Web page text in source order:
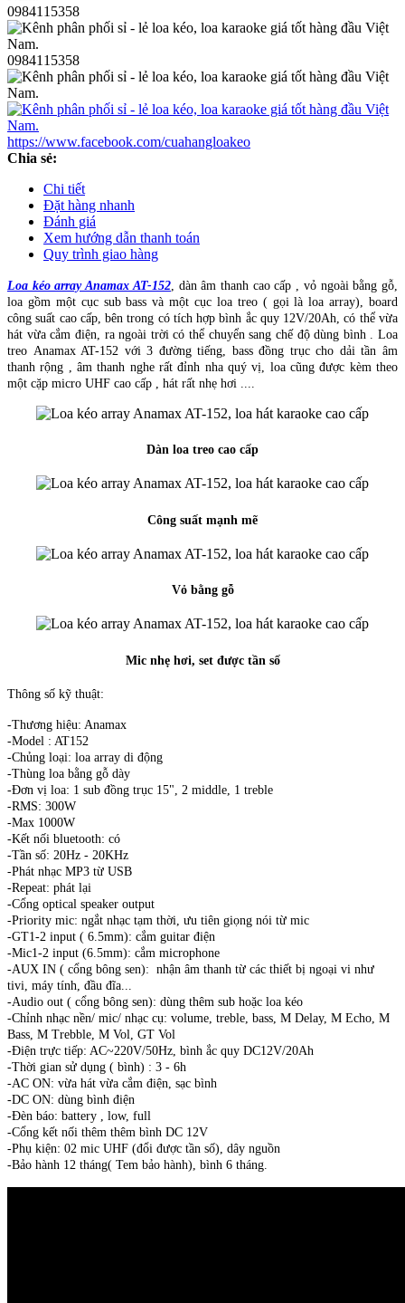
0984115358
0984115358
https://www.facebook.com/cuahangloakeo
Chia sẻ:
Chi tiết
Đặt hàng nhanh
Đánh giá
Xem hướng dẫn thanh toán
Quy trình giao hàng
Loa kéo array Anamax AT-152, dàn âm thanh cao cấp , vỏ ngoài bằng gỗ,
loa gồm một cục sub bass và một cục loa treo ( gọi là loa array), board
công suất cao cấp, bên trong có tích hợp bình ắc quy 12V/20Ah, có thể vừa
hát vừa cắm điện, ra ngoài trời có thể chuyển sang chế độ dùng bình . Loa
treo Anamax AT-152 với 3 đường tiếng, bass đồng trục cho dải tần âm
thanh rộng , âm thanh nghe rất đỉnh nha quý vị, loa cũng được kèm theo
một cặp micro UHF cao cấp , hát rất nhẹ hơi ....
Dàn loa treo cao cấp
Công suất mạnh mẽ
Vỏ bằng gỗ
Mic nhẹ hơi, set được tần số
Thông số kỹ thuật:
-Thương hiệu: Anamax
-Model : AT152
-Chủng loại: loa array di động
-Thùng loa bằng gỗ dày
-Đơn vị loa: 1 sub đồng trục 15", 2 middle, 1 treble
-RMS: 300W
-Max 1000W
-Kết nối bluetooth: có
-Tần số: 20Hz - 20KHz
-Phát nhạc MP3 từ USB
-Repeat: phát lại
-Cổng optical speaker output
-Priority mic: ngắt nhạc tạm thời, ưu tiên giọng nói từ mic
-GT1-2 input ( 6.5mm): cắm guitar điện
-Mic1-2 input (6.5mm): cắm microphone
-AUX IN ( cổng bông sen): nhận âm thanh từ các thiết bị ngoại vi như
tivi, máy tính, đầu đĩa...
-Audio out ( cổng bông sen): dùng thêm sub hoặc loa kéo
-Chỉnh nhạc nền/ mic/ nhạc cụ: volume, treble, bass, M Delay, M Echo, M
Bass, M Trebble, M Vol, GT Vol
-Điện trực tiếp: AC~220V/50Hz, bình ắc quy DC12V/20Ah
-Thời gian sử dụng ( bình) : 3 - 6h
-AC ON: vừa hát vừa cắm điện, sạc bình
-DC ON: dùng bình điện
-Đèn báo: battery , low, full
-Cổng kết nối thêm thêm bình DC 12V
-Phụ kiện: 02 mic UHF (đổi được tần số), dây nguồn
-Bảo hành 12 tháng( Tem bảo hành), bình 6 tháng.